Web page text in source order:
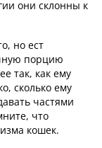
они склонны к
но ест
порцию
так, как ему
сколько ему
частями
что
кошек.